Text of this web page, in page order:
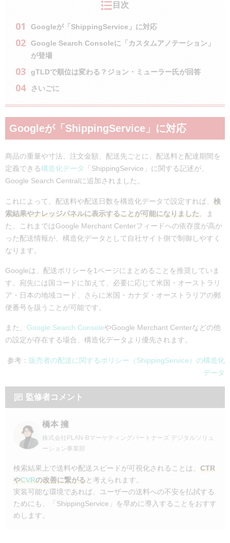
目次
Googleが「ShippingService」に対応
Google Search Consoleに「カスタムアノテーション」
が登場
gTLDで順位は変わる？ジョン・ミューラー氏が回答
さいごに
Googleが「ShippingService」に対応
商品の重量や寸法、注文金額、配送先ごとに、配送料と配達期間を
定義できる構造化データ
「ShippingService」に関する記述が、
Google Search Centralに追加されました。
これによって、配送料や配送日数を構造化データで設定すれば、 検
索結果やナレッジパネルに表示することが可能になりました。ま
た、これまではGoogle Merchant Centerフィードへの依存度が高か
った配送情報が、構造化データとして自社サイト側で制御しやすく
なります。
Googleは、配送ポリシーを1ページにまとめることを推奨していま
す。宛先には国コードに加えて、必要に応じて米国・オーストラリ
ア・日本の地域コード、さらに米国・カナダ・オーストラリアの郵
便番号を扱うことが可能です。
また、 Google Search ConsoleやGoogle Merchant Centerなどの他
の設定が存在する場合、構造化データより優先されます。
参考： 販売者の配送に関するポリシー（ShippingService）の構造化
データ
監修者コメント
橋本 擁
株式会社PLAN-Bマーケティングパートナーズ デジタルソリュ
ーション事業部
検索結果上で送料や配送スピードが可視化されることは、 CTR
やCVRの改善に繋がると考えられます。
実装可能な環境であれば、ユーザーの送料への不安を払拭する
ためにも、「ShippingService」を早めに導入することをおすす
めします。